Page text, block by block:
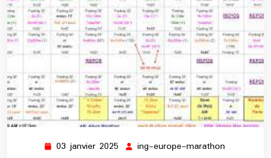
03 janvier 2025 03 ing-europe-marathon